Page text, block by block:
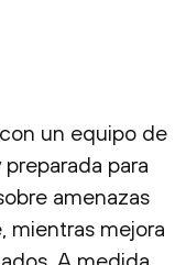
un equipo de
para
amenazas
mientras mejora